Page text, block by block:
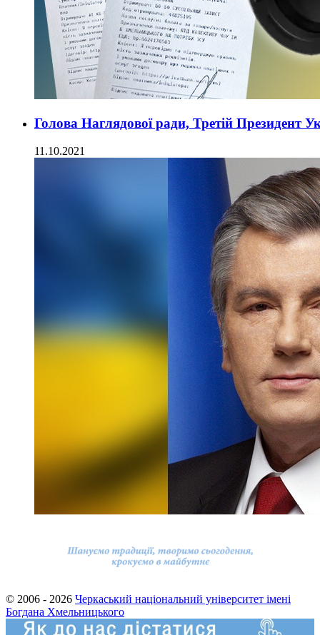
Голова Наглядової ради, Третій Президент
11.10.2021
© 2006 - 2026 Черкаський національний університет імені
Богдана Хмельницького